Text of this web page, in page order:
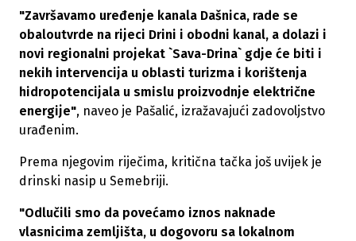
"Završavamo uređenje kanala Dašnica, rade se
obaloutvrde na rijeci Drini i obodni kanal, a dolazi i
novi regionalni projekat `Sava-Drina` gdje će biti i
nekih intervencija u oblasti turizma i korištenja
hidropotencijala u smislu proizvodnje električne
energije", naveo je Pašalić, izražavajući zadovoljstvo
urađenim.
Prema njegovim riječima, kritična tačka još uvijek je
drinski nasip u Semebriji.
"Odlučili smo da povećamo iznos naknade
vlasnicima zemljišta, u dogovoru sa lokalnom